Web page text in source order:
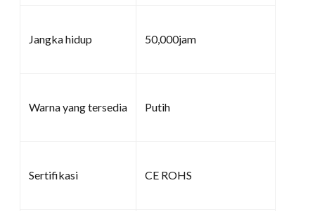
Jangka hidup 50,000jam
Warna yang tersedia Putih
Sertifikasi CE ROHS